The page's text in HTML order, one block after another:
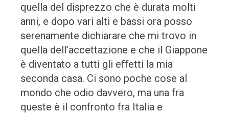
quella del disprezzo che è durata molti
anni, e dopo vari alti e bassi ora posso
serenamente dichiarare che mi trovo in
quella dell’accettazione e che il Giappone
è diventato a tutti gli eﬀetti la mia
seconda casa. Ci sono poche cose al
mondo che odio davvero, ma una fra
queste è il confronto fra Italia e